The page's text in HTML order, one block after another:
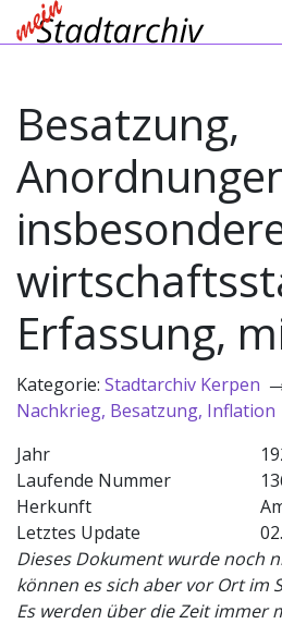
Besatzung,
Erfassung,
Kategorie: Stadtarchiv Kerpen
Nachkrieg, Besatzung, Inflation
Jahr
Laufende Nummer
Herkunft
Letztes Update
Dieses Dokument wurde noch
können es sich aber vor Ort im
Es werden über die Zeit immer